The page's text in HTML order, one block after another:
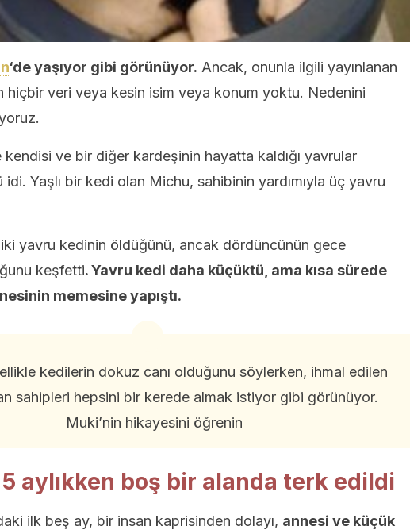
‘de yaşıyor gibi görünüyor. Ancak, onunla ilgili yayınlanan
hiçbir veri veya kesin isim veya konum yoktu. Nedenini
ve bir diğer kardeşinin hayatta kaldığı yavrular
idi. Yaşlı bir kedi olan Michu, sahibinin yardımıyla üç yavru
yavru kedinin öldüğünü, ancak dördüncünün gece
keşfetti. Yavru kedi daha küçüktü, ama kısa sürede
memesine yapıştı.
kedilerin dokuz canı olduğunu söylerken, ihmal edilen
sahipleri hepsini bir kerede almak istiyor gibi görünüyor.
Muki’nin hikayesini öğrenin
aylıkken boş bir alanda terk edildi
ilk beş ay, bir insan kaprisinden dolayı, annesi ve küçük